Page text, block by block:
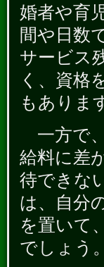
婚者や育
間や日数
サービス
く、資格
もありま
一方で
給料に差
待できな
は、自分
を置いて
でしょう。